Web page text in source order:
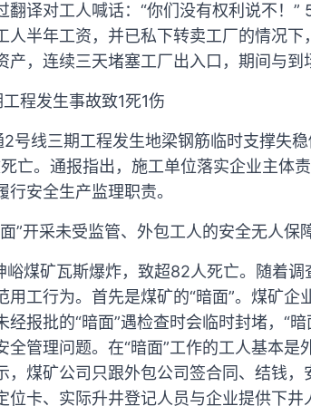
翻译对工人喊话：“你们没有权利说不！
人半年工资，并已私下转卖工厂的情况
，连续三天堵塞工厂出入口，期间与到
程发生事故致1死1伤
号线三期工程发生地梁钢筋临时支撑失
亡。通报指出，施工单位落实企业主体
安全生产监理职责。
”开采未受监管、外包工人的安全无人保
煤矿瓦斯爆炸，致超82人死亡。随着
用工行为。首先是煤矿的“暗面”。煤矿
报批的“暗面”遇检查时会临时封堵，“
全管理问题。在“暗面”工作的工人基本
，煤矿公司只跟外包公司签合同、结钱
位卡、实际升井登记人员与企业提供下